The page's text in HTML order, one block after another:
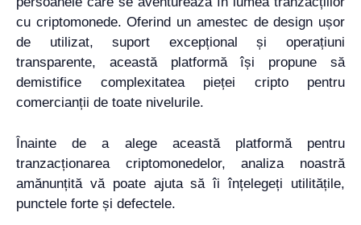
cu criptomonede. Oferind un amestec de design ușor
de utilizat, suport excepțional și operațiuni
transparente, această platformă își propune să
demistifice complexitatea pieței cripto pentru
comercianții de toate nivelurile.
Înainte de a alege această platformă pentru
tranzacționarea criptomonedelor, analiza noastră
amănunțită vă poate ajuta să îi înțelegeți utilitățile,
punctele forte și defectele.